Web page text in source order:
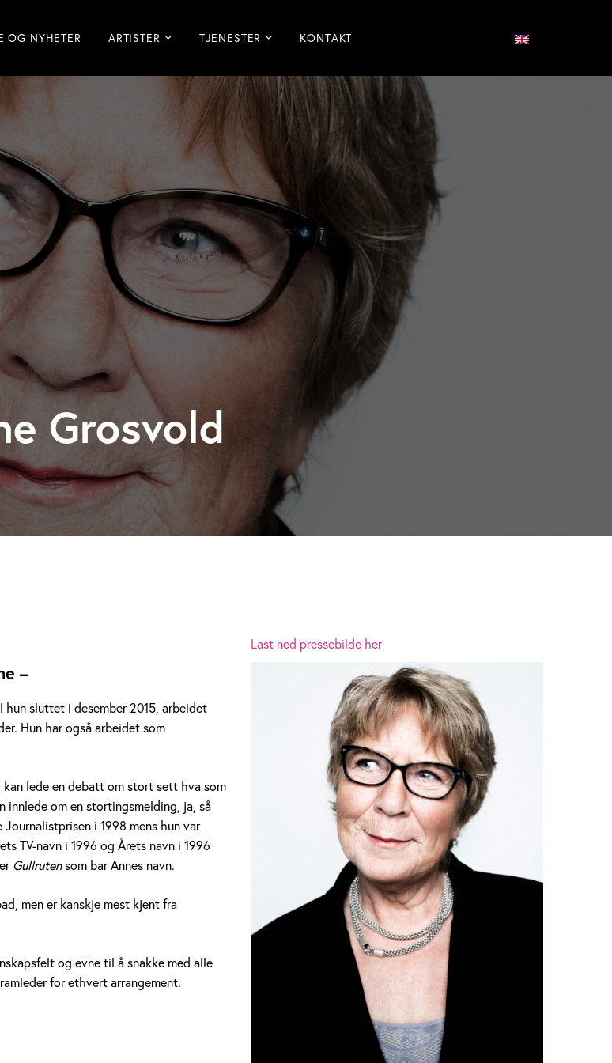
OG NYHETER ARTISTER TJENESTER KONTAKT
Grosvold
–
sluttet i desember 2015, arbeidet
Hun har også arbeidet som
lede en debatt om stort sett hva som
innlede om en stortingsmelding, ja, så
i 1998 mens hun var
TV-navn i 1996 og Årets navn i 1996
Gullrutensom bar Annes navn.
men er kanskje mest kjent fra
og evne til å snakke med alle
for ethvert arrangement.
Last ned pressebilde her